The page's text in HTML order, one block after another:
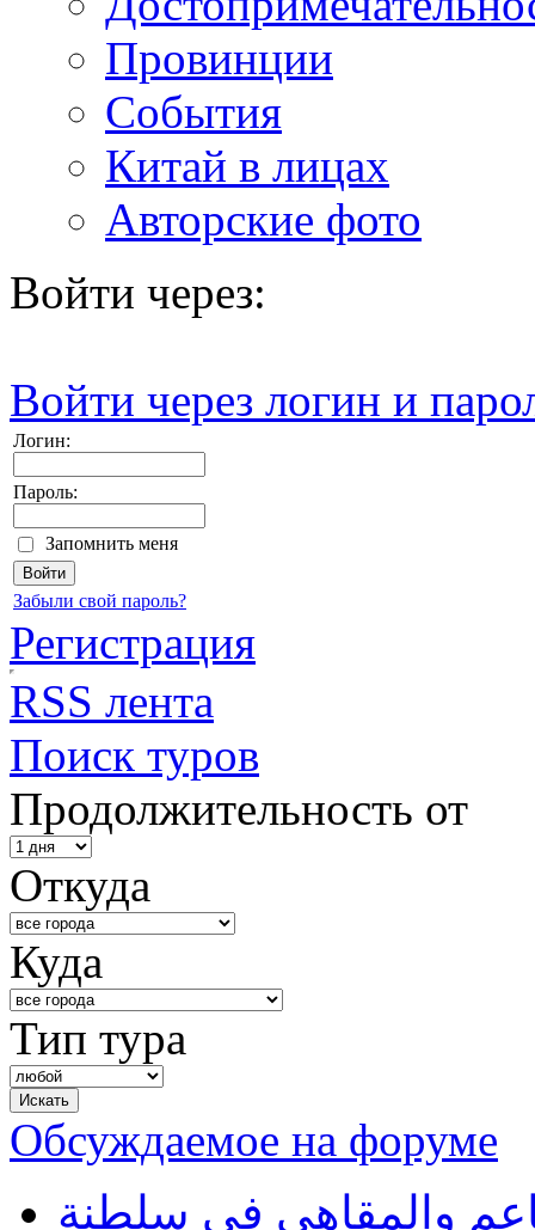
Провинции
События
Китай в лицах
Авторские фото
Войти через:
Войти через логин и
Логин:
Пароль:
Запомнить меня
Забыли свой пароль?
Регистрация
RSS лента
Поиск туров
Продолжительность от
Откуда
Куда
Тип тура
Обсуждаемое на форуме
والمقاهي في سلطنة